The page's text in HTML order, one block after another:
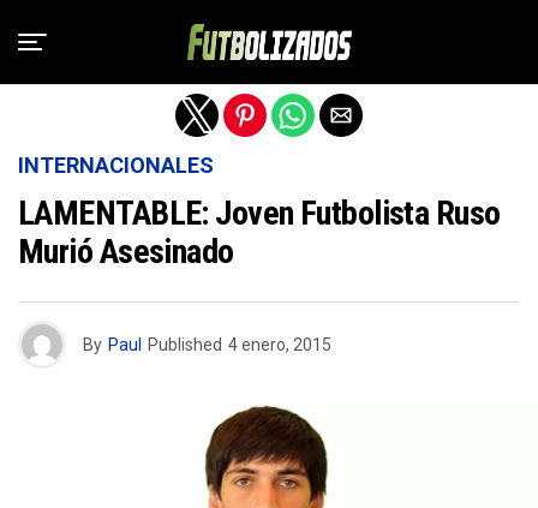
INTERNACIONALES
LAMENTABLE: Joven Futbolista Ruso
Murió Asesinado
By Paul Published 4 enero, 2015
Salir de la versión móvil